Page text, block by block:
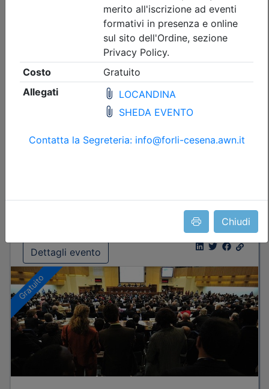
Chiudi
dal 06/07/2026 al 13/09/2026
Tipologia:
seminario
Iscrizione
Dettagli evento
Gratuito